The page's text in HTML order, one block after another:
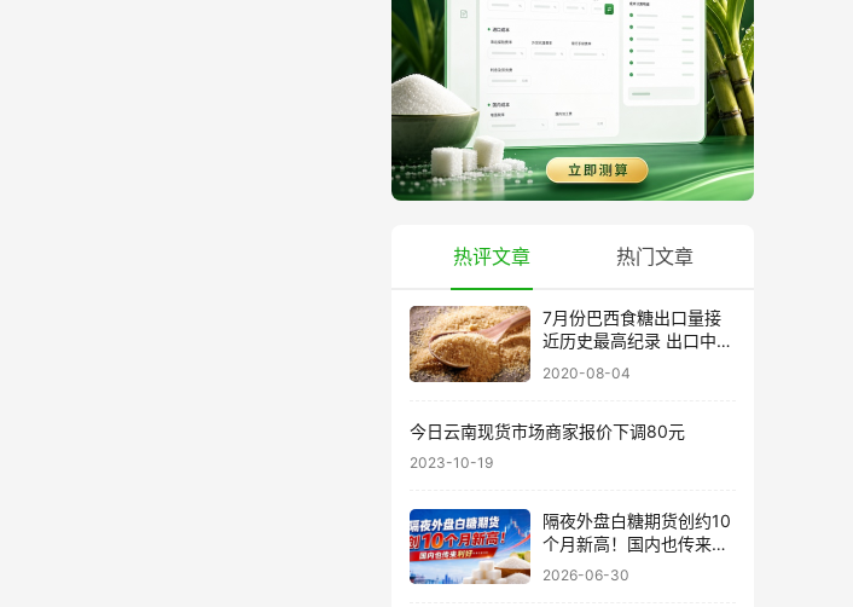
热评文章 热门文章
7月份巴西食糖出口量接
近历史最高纪录 出口中国
超40万吨
2020-08-04
今日云南现货市场商家报价下调80元
2023-10-19
隔夜外盘白糖期货创约10
个月新高！国内也传来利
好……
2026-06-30